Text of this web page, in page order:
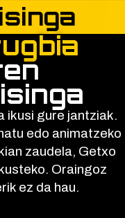
ikusi gure jantziak.
edo animatzeko
zaudela, Getxo
Oraingoz
ez da hau.